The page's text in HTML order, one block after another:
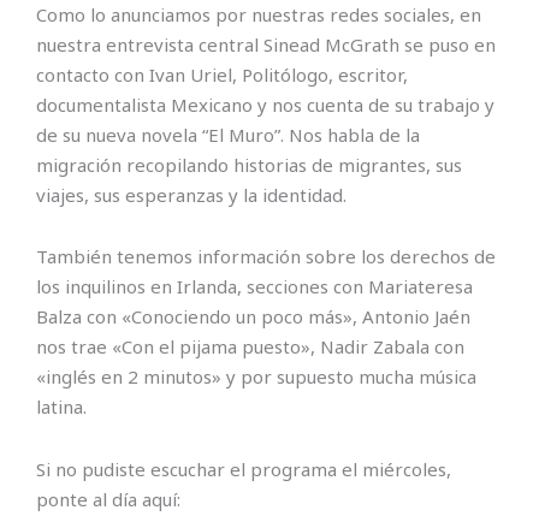
Como lo anunciamos por nuestras redes sociales, en
nuestra entrevista central Sinead McGrath se puso en
contacto con Ivan Uriel, Politólogo, escritor,
documentalista Mexicano y nos cuenta de su trabajo y
de su nueva novela “El Muro”. Nos habla de la
migración recopilando historias de migrantes, sus
viajes, sus esperanzas y la identidad.
También tenemos información sobre los derechos de
los inquilinos en Irlanda, secciones con Mariateresa
Balza con «Conociendo un poco más», Antonio Jaén
nos trae «Con el pijama puesto», Nadir Zabala con
«inglés en 2 minutos» y por supuesto mucha música
latina.
Si no pudiste escuchar el programa el miércoles,
ponte al día aquí: